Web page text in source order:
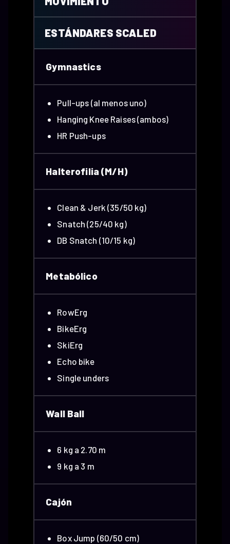
ESTÁNDARES SCALED
Gymnastics
Pull-ups (al menos uno)
Hanging Knee Raises (ambos)
HR Push-ups
Halterofilia (M/H)
Clean & Jerk (35/50 kg)
Snatch (25/40 kg)
DB Snatch (10/15 kg)
Metabólico
RowErg
BikeErg
SkiErg
Echo bike
Single unders
Wall Ball
6 kg a 2.70 m
9 kg a 3 m
Cajón
Box Jump (60/50 cm)